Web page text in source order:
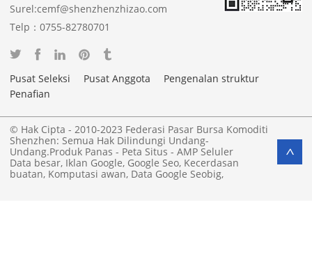
Surel:cemf@shenzhenzhizao.com
Telp：0755-82780701
Pusat Seleksi Pusat Anggota
Pengenalan struktur
Penafian
© Hak Cipta - 2010-2023 Federasi Pasar Bursa Komoditi
Shenzhen: Semua Hak Dilindungi Undang-
Undang.Produk Panas - Peta Situs -AMP Seluler
Data besar, Iklan Google, Google Seo, Kecerdasan
buatan, Komputasi awan, Data Google Seobig,
>